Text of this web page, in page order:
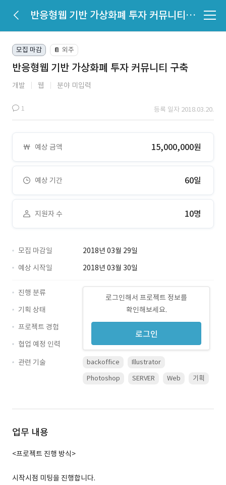
반응형웹 기반 가상화폐 투자 커뮤니티 구축
모집 마감 📔 외주
반응형웹 기반 가상화폐 투자 커뮤니티 구축
개발 웹 분야 미입력
1 등록 일자 2018.03.20.
예상 금액 15,000,000원
예상 기간 60일
지원자 수 10명
모집 마감일
2018년 03월 29일
예상 시작일
2018년 03월 30일
로그인해서 프로젝트 정보를
확인해보세요.
로그인
진행 분류
기획 상태
프로젝트 경험
협업 예정 인력
관련 기술
backoffice
Illustrator
Photoshop
SERVER Web 기획
업무 내용
<프로젝트 진행 방식>
시작시점 미팅을 진행합니다.